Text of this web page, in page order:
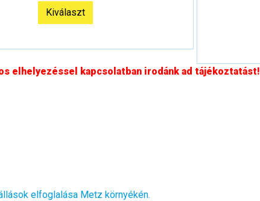
Kiválaszt
elhelyezéssel kapcsolatban irodánk ad tájékoztatást!
elfoglalása Metz környékén.